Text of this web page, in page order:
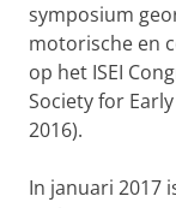
symposium
motorische en
op het ISEI
Society for
2016).
In januari 2017